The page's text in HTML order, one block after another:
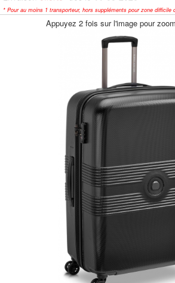
* Pour au moins 1 transporteur, hors suppléments pour zone
Appuyez 2 fois sur l'image pour